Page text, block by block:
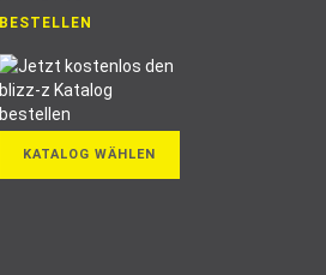
BESTELLEN
KATALOG WÄHLEN